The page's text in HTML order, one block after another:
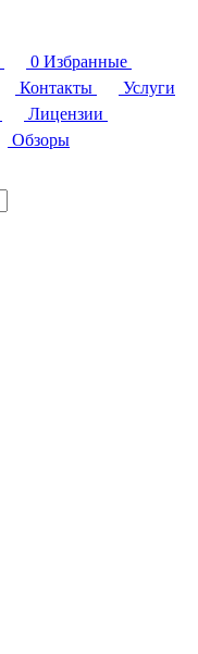
0 Избранные
Контакты
Услуги
Лицензии
Обзоры